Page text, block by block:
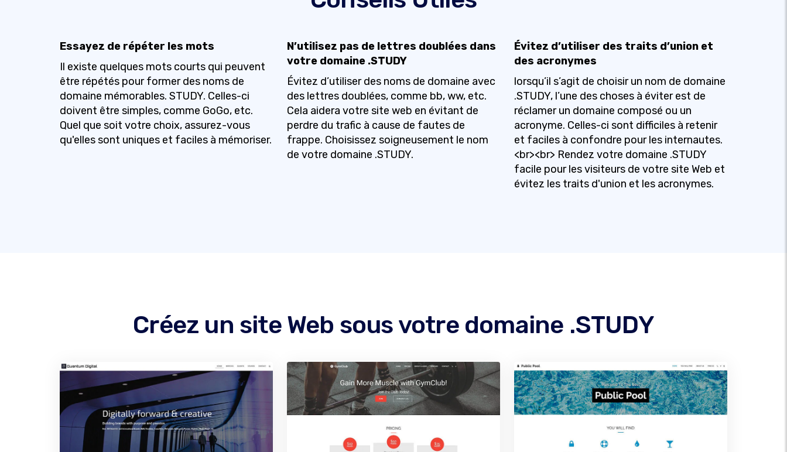
Essayez de répéter les mots
Il existe quelques mots courts qui peuvent
être répétés pour former des noms de
domaine mémorables. STUDY. Celles-ci
doivent être simples, comme GoGo, etc.
Quel que soit votre choix, assurez-vous
qu'elles sont uniques et faciles à mémoriser.
N’utilisez pas de lettres doublées dans
votre domaine .STUDY
Évitez d’utiliser des noms de domaine avec
des lettres doublées, comme bb, ww, etc.
Cela aidera votre site web en évitant de
perdre du trafic à cause de fautes de
frappe. Choisissez soigneusement le nom
de votre domaine .STUDY.
Évitez d’utiliser des traits d’union et
des acronymes
lorsqu’il s’agit de choisir un nom de domaine
.STUDY, l’une des choses à éviter est de
réclamer un domaine composé ou un
acronyme. Celles-ci sont difficiles à retenir
et faciles à confondre pour les internautes.
<br><br> Rendez votre domaine .STUDY
facile pour les visiteurs de votre site Web et
évitez les traits d'union et les acronymes.
Créez un site Web sous votre domaine .STUDY